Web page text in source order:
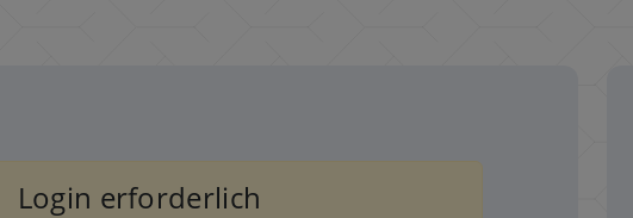
Login erforderlich